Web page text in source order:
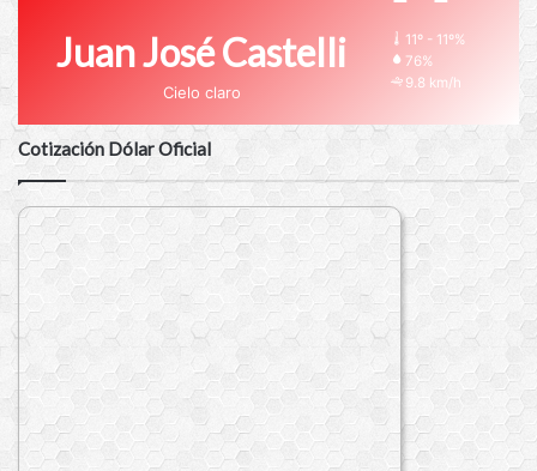
Juan José Castelli
Cielo claro
11º - 11º%
76%
9.8 km/h
Cotización Dólar Oficial